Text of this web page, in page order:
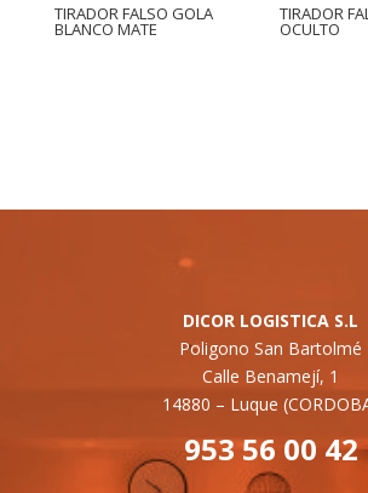
TIRADOR FALSO GOLA
BLANCO MATE
TIRADOR
OCULTO
DICOR LOGISTICA S.L
Poligono San Bartolmé
Calle Benamejí, 1
14880 – Luque
953 56 00 42